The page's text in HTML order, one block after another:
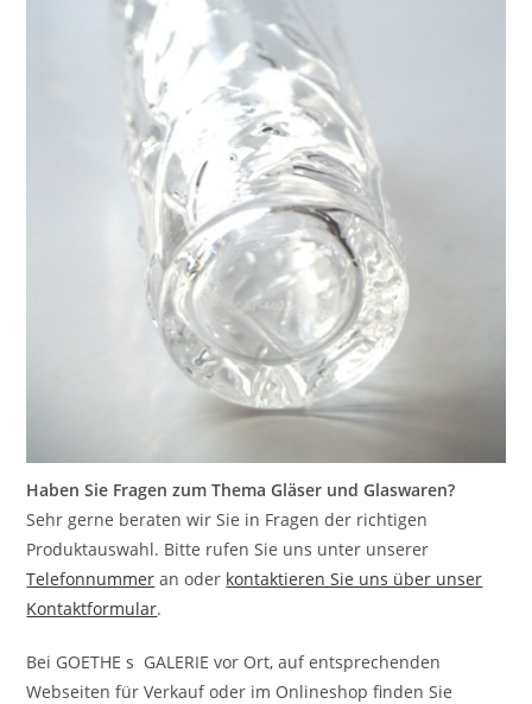
Haben Sie Fragen zum Thema Gläser und Glaswaren?
Sehr gerne beraten wir Sie in Fragen der richtigen
Produktauswahl. Bitte rufen Sie uns unter unserer
Telefonnummer an oder kontaktieren Sie uns über unser
Kontaktformular.
Bei GOETHE s GALERIE vor Ort, auf entsprechenden
Webseiten für Verkauf oder im Onlineshop finden Sie